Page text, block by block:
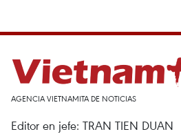
AGENCIA VIETNAMITA DE NOTICIAS
Editor en jefe: TRAN TIEN DUAN